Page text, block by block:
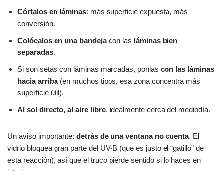
Córtalos en láminas: más superficie expuesta, más
conversión.
Colócalos en una bandejacon las láminas bien
separadas.
Si son setas con láminas marcadas, ponlas con las láminas
hacia arriba(en muchos tipos, esa zona concentra más
superficie útil).
Al sol directo, al aire libre, idealmente cerca del mediodía.
Un aviso importante: detrás de una ventana no cuenta. El
vidrio bloquea gran parte del UV-B (que es justo el “gatillo” de
esta reacción), así que el truco pierde sentido si lo haces en